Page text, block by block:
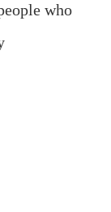
who